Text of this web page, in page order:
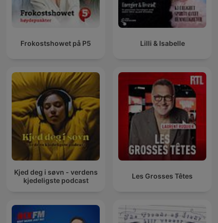
Frokostshowet på P5 Lilli & Isabelle
Kjed deg i søvn - verdens
kjedeligste podcast
Les Grosses Têtes